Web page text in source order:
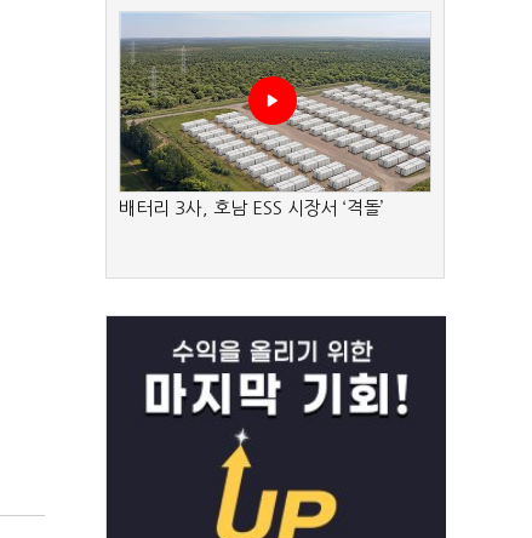
배터리 3사, 호남 ESS 시장서 ‘격돌’